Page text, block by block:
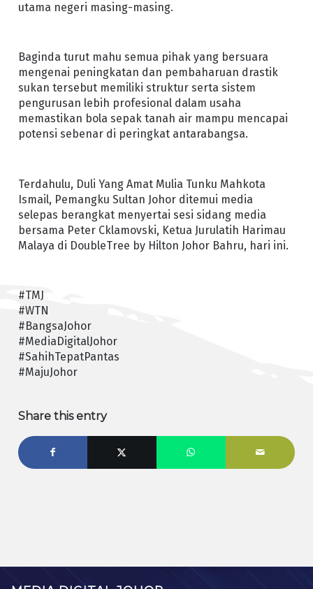
utama negeri masing-masing.
Baginda turut mahu semua pihak yang bersuara
mengenai peningkatan dan pembaharuan drastik
sukan tersebut memiliki struktur serta sistem
pengurusan lebih profesional dalam usaha
memastikan bola sepak tanah air mampu mencapai
potensi sebenar di peringkat antarabangsa.
Terdahulu, Duli Yang Amat Mulia Tunku Mahkota
Ismail, Pemangku Sultan Johor ditemui media
selepas berangkat menyertai sesi sidang media
bersama Peter Cklamovski, Ketua Jurulatih Harimau
Malaya di DoubleTree by Hilton Johor Bahru, hari ini.
#TMJ
#WTN
#BangsaJohor
#MediaDigitalJohor
#SahihTepatPantas
#MajuJohor
Share this entry